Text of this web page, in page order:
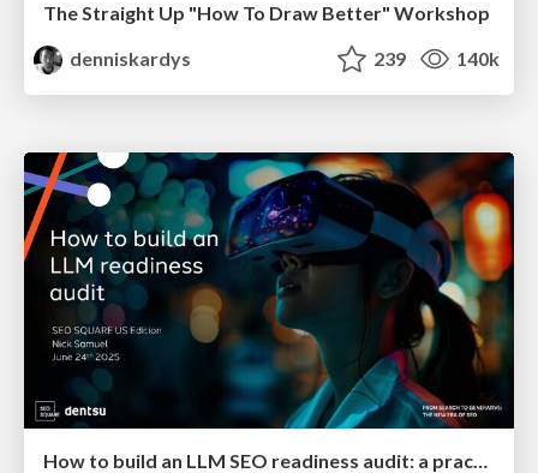
The Straight Up "How To Draw Better" Workshop
denniskardys
239 140k
How to build an LLM SEO readiness audit: a practical framework